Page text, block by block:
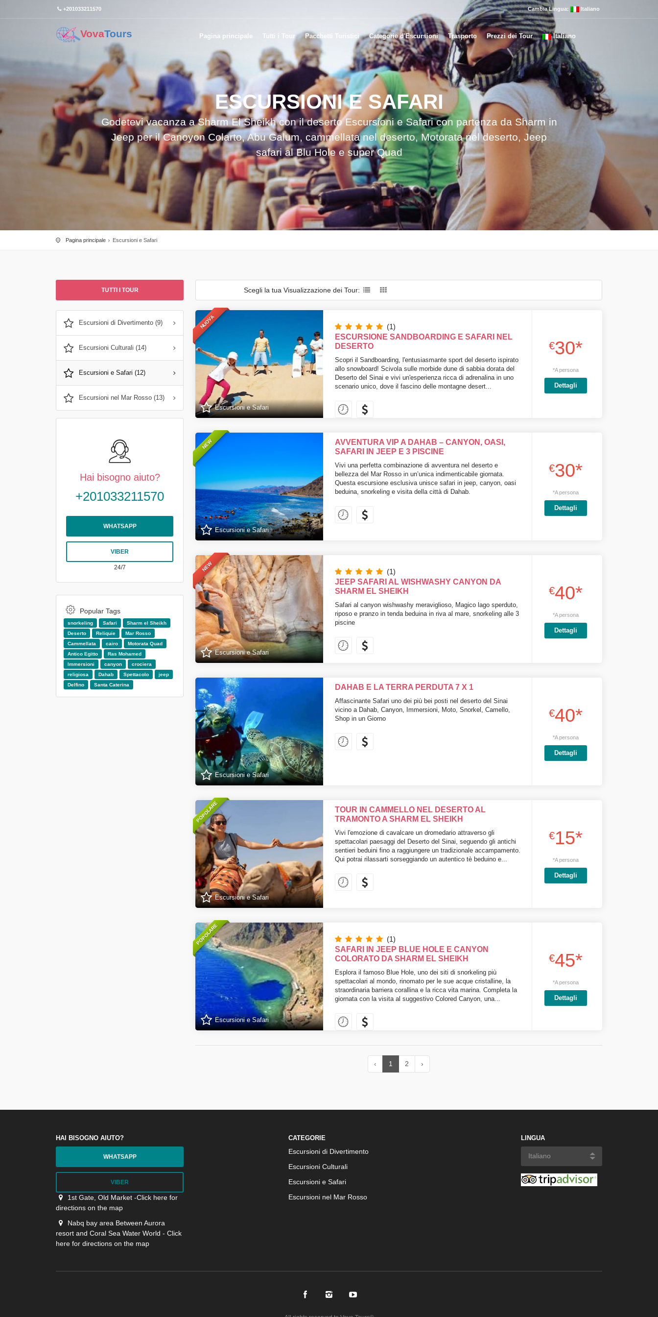
+201033211570 Cambia Lingua: Italiano
VovaTours Pagina principale Tutti i Tour Pacchetti Turistici Categorie d'Escursioni Trasporto Prezzi dei Tour Italiano
ESCURSIONI E SAFARI
Godetevi vacanza a Sharm El Sheikh con il deserto Escursioni e Safari con partenza da Sharm in
Jeep per il Canoyon Colarto, Abu Galum, cammellata nel deserto, Motorata nel deserto, Jeep
safari al Blu Hole e super Quad
Pagina principale Escursioni e Safari
TUTTI I TOUR
Escursioni di Divertimento (9)
Escursioni Culturali (14)
Escursioni e Safari (12)
Escursioni nel Mar Rosso (13)
Hai bisogno aiuto?
+201033211570
WHATSAPP
VIBER
24/7
Popular Tags
snorkeling Safari
Sharm el Sheikh
Deserto
Reliquie
Mar Rosso
Cammellata
cairo
Motorata Quad
Antico Egitto
Ras Mohamed
Immersioni
canyon
crociera
religiosa
Dahab Spettacolo
jeep
Delfino
Santa Caterina
Scegli la tua Visualizzazione dei Tour:
NUOVA
Escursioni e Safari
(1)
ESCURSIONE SANDBOARDING E SAFARI NEL
DESERTO
Scopri il Sandboarding, l'entusiasmante sport del deserto ispirato
allo snowboard! Scivola sulle morbide dune di sabbia dorata del
Deserto del Sinai e vivi un'esperienza ricca di adrenalina in uno
scenario unico, dove il fascino delle montagne desert...
€30*
*A persona
Dettagli
NEW
Escursioni e Safari
AVVENTURA VIP A DAHAB – CANYON, OASI,
SAFARI IN JEEP E 3 PISCINE
Vivi una perfetta combinazione di avventura nel deserto e
bellezza del Mar Rosso in un’unica indimenticabile giornata.
Questa escursione esclusiva unisce safari in jeep, canyon, oasi
beduina, snorkeling e visita della città di Dahab.
€30*
*A persona
Dettagli
NEW
Escursioni e Safari
(1)
JEEP SAFARI AL WISHWASHY CANYON DA
SHARM EL SHEIKH
Safari al canyon wishwashy meraviglioso, Magico lago sperduto,
riposo e pranzo in tenda beduina in riva al mare, snorkeling alle 3
piscine
€40*
*A persona
Dettagli
Escursioni e Safari
DAHAB E LA TERRA PERDUTA 7 X 1
Affascinante Safari uno dei più bei posti nel deserto del Sinai
vicino a Dahab, Canyon, Immersioni, Moto, Snorkel, Camello,
Shop in un Giorno
€40*
*A persona
Dettagli
POPOLARE
Escursioni e Safari
TOUR IN CAMMELLO NEL DESERTO AL
TRAMONTO A SHARM EL SHEIKH
Vivi l'emozione di cavalcare un dromedario attraverso gli
spettacolari paesaggi del Deserto del Sinai, seguendo gli antichi
sentieri beduini fino a raggiungere un tradizionale accampamento.
Qui potrai rilassarti sorseggiando un autentico tè beduino e...
€15*
*A persona
Dettagli
POPOLARE
Escursioni e Safari
(1)
SAFARI IN JEEP BLUE HOLE E CANYON
COLORATO DA SHARM EL SHEIKH
Esplora il famoso Blue Hole, uno dei siti di snorkeling più
spettacolari al mondo, rinomato per le sue acque cristalline, la
straordinaria barriera corallina e la ricca vita marina. Completa la
giornata con la visita al suggestivo Colored Canyon, una...
€45*
*A persona
Dettagli
‹ 1 2 ›
HAI BISOGNO AIUTO?
WHATSAPP
VIBER
1st Gate, Old Market -Click here for
directions on the map
Nabq bay area Between Aurora
resort and Coral Sea Water World - Click
here for directions on the map
CATEGORIE
Escursioni di Divertimento
Escursioni Culturali
Escursioni e Safari
Escursioni nel Mar Rosso
LINGUA